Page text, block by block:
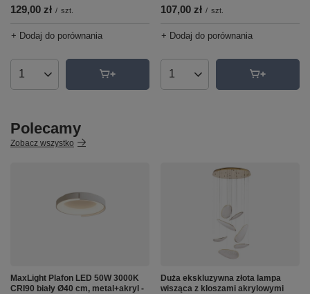
129,00 zł / szt.
+ Dodaj do porównania
Ilość produktów
107,00 zł / szt.
+ Dodaj do porównania
Ilość produktów
Polecamy
Zobacz wszystko
MaxLight Plafon LED 50W 3000K
CRI90 biały Ø40 cm, metal+akryl -
Duża ekskluzywna złota lampa
wisząca z kloszami akrylowymi